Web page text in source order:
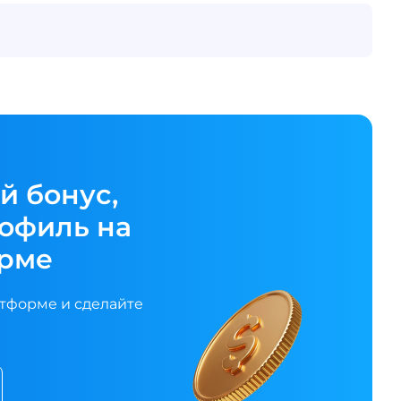
бонус,
на
и сделайте